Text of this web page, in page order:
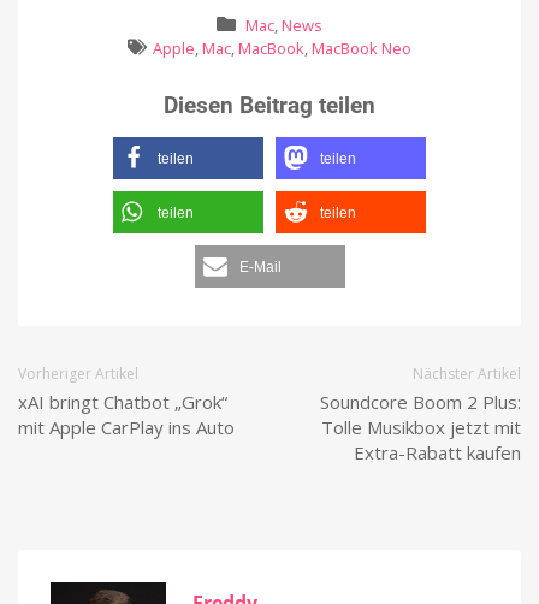
Mac, News
Apple, Mac, MacBook, MacBook Neo
Diesen Beitrag teilen
teilen teilen
teilen teilen
E-Mail
Vorheriger Artikel
xAI bringt Chatbot „Grok“
mit Apple CarPlay ins Auto
Nächster Artikel
Soundcore Boom 2 Plus:
Tolle Musikbox jetzt mit
Extra-Rabatt kaufen